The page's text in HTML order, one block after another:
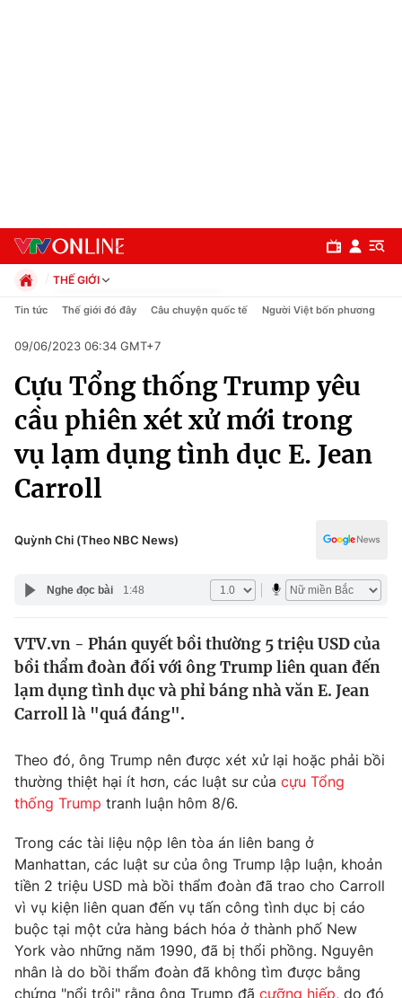
Chuyên mục
Chính trị
Xã hội
Tin tức
Thế giới đó đây
Câu chuyện quốc tế
Kinh tế
Tài chính
Góc doanh nghiệp
Dữ liệu và đời sống
Truyền hình
Phim VTV
Hậu trường
Nhân vật
Khán giả
Giải sao mai
Điện ảnh
Âm nhạc
Sao
Đời sống
Du lịch
Làm đẹp
Chất lượng cuộc sống
Giáo dục
Tuyển sinh
Công nghệ
THẾ GIỚI
Chính trị
Pháp luật
Kinh tế
Thể thao
Truyền hình
Văn hóa - Giải trí
Y tế
Đời sống
Giáo dục
Tin tức Thế giới đó đây Câu chuyện quốc tế Người Việt bốn phương
09/06/2023 06:34 GMT+7
Cựu Tổng thống Trump yêu
cầu phiên xét xử mới trong
vụ lạm dụng tình dục E. Jean
Carroll
Quỳnh Chi (Theo NBC News)
Nghe đọc bài 1:48
VTV.vn - Phán quyết bồi thường 5 triệu USD của
bồi thẩm đoàn đối với ông Trump liên quan đến
lạm dụng tình dục và phỉ báng nhà văn E. Jean
Carroll là "quá đáng".
Theo đó, ông Trump nên được xét xử lại hoặc phải bồi
thường thiệt hại ít hơn, các luật sư của cựu Tổng
thống Trump tranh luận hôm 8/6.
Trong các tài liệu nộp lên tòa án liên bang ở
Manhattan, các luật sư của ông Trump lập luận, khoản
tiền 2 triệu USD mà bồi thẩm đoàn đã trao cho Carroll
vì vụ kiện liên quan đến vụ tấn công tình dục bị cáo
buộc tại một cửa hàng bách hóa ở thành phố New
York vào những năm 1990, đã bị thổi phồng. Nguyên
nhân là do bồi thẩm đoàn đã không tìm được bằng
chứng "nổi trội" rằng ông Trump đã cưỡng hiếp, do đó